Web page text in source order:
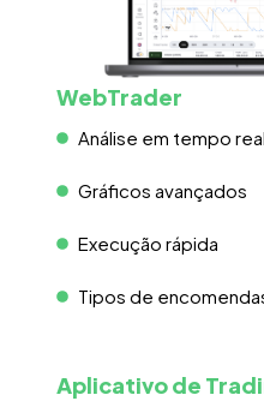
WebTrader
Análise em tempo real
Gráficos avançados
Execução rápida
Tipos de
Aplicativo de